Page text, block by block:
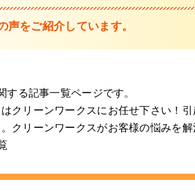
をご紹介しています。
する記事一覧ページです。
クリーンワークスにお任せ下さい！
クリーンワークスがお客様の悩みを解